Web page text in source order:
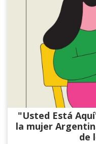
"Usted Está
la mujer
de